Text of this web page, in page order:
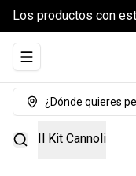
Los productos con
Abrir menu de
¿Dónde quieres
Il Kit Cannoli